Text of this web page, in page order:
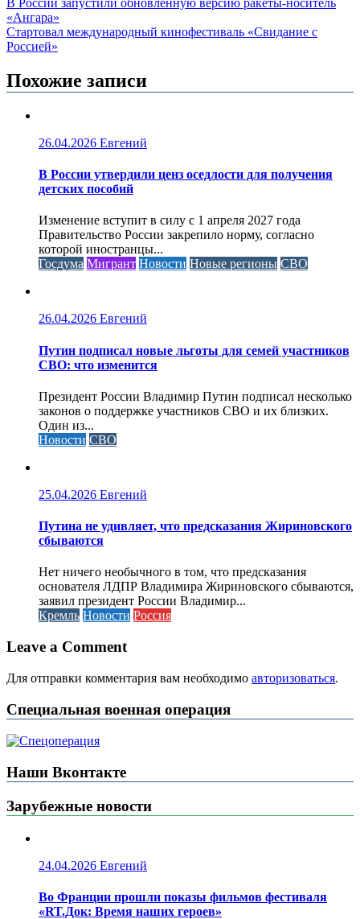
В России запустили обновлённую версию ракеты-носитель
«Ангара»
Стартовал международный кинофестиваль «Свидание с
Россией»
Похожие записи
26.04.2026 Евгений
В России утвердили ценз оседлости для получения
детских пособий
Изменение вступит в силу с 1 апреля 2027 года
Правительство России закрепило норму, согласно
которой иностранцы...
Госдума Мигрант Новости Новые регионы СВО
26.04.2026 Евгений
Путин подписал новые льготы для семей участников
СВО: что изменится
Президент России Владимир Путин подписал несколько
законов о поддержке участников СВО и их близких.
Один из...
Новости СВО
25.04.2026 Евгений
Путина не удивляет, что предсказания Жириновского
сбываются
Нет ничего необычного в том, что предсказания
основателя ЛДПР Владимира Жириновского сбываются,
заявил президент России Владимир...
Кремль Новости Россия
Leave a Comment
Для отправки комментария вам необходимо авторизоваться.
Специальная военная операция
Наши Вконтакте
Зарубежные новости
24.04.2026 Евгений
Во Франции прошли показы фильмов фестиваля
«RT.Док: Время наших героев»